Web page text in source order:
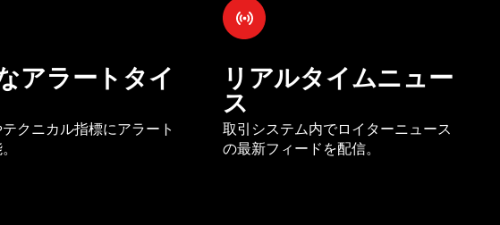
アラートタイ
クニカル指標にアラート
リアルタイムニュー
ス
取引システム内でロイターニュース
の最新フィードを配信。